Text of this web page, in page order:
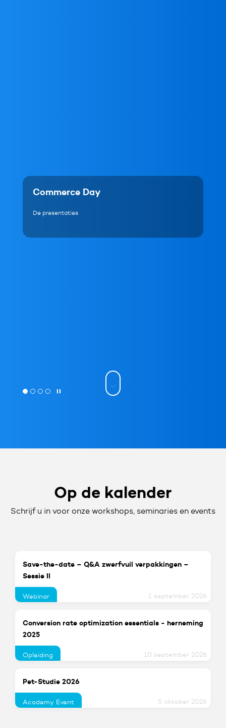
Commerce Day
De presentaties
Op de kalender
Schrijf u in voor onze workshops, seminaries en events
Webinar 1 september 2026
Save-the-date – Q&A zwerfvuil verpakkingen –
Sessie II
Opleiding 10 september 2026
Conversion rate optimization essentials - herneming
2025
Academy Event 5 oktober 2026
Pet-Studie 2026